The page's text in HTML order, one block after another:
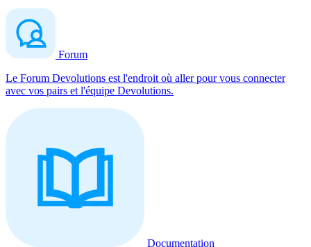
Forum
Le Forum Devolutions est l'endroit où aller pour vous connecter
avec vos pairs et l'équipe Devolutions.
Documentation